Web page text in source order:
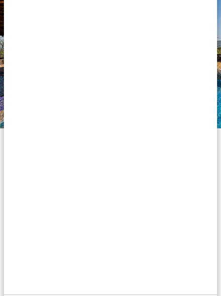
geserveerd. Maar de accommodaties liggen meestal in